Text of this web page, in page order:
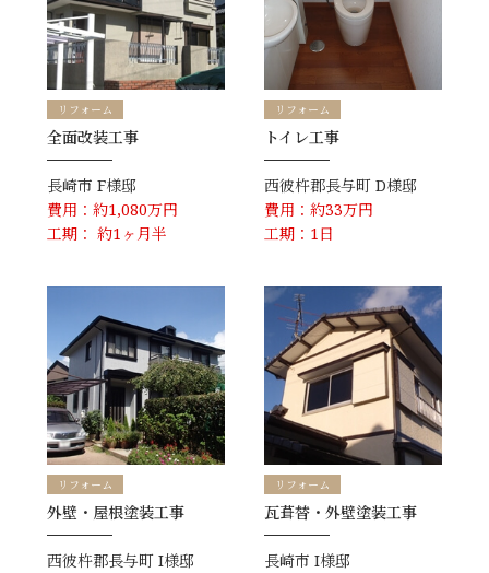
リフォーム
全面改装工事
長崎市 F様邸
費用：約1,080万円
工期： 約1ヶ月半
リフォーム
トイレ工事
西彼杵郡長与町 D様邸
費用：約33万円
工期：1日
リフォーム
外壁・屋根塗装工事
西彼杵郡長与町 I様邸
リフォーム
瓦葺替・外壁塗装工事
長崎市 I様邸